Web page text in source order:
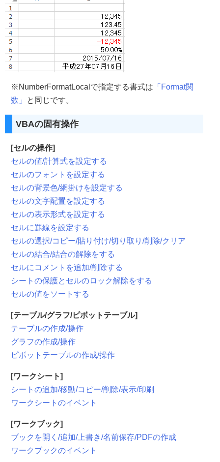
※NumberFormatLocalで指定する書式は 「Format関
数」
と同じです。
VBAの固有操作
[セルの操作]
セルの値/計算式を設定する
セルのフォントを設定する
セルの背景色/網掛けを設定する
セルの文字配置を設定する
セルの表示形式を設定する
セルに罫線を設定する
セルの選択/コピー/貼り付け/切り取り/削除/クリア
セルの結合/結合の解除をする
セルにコメントを追加/削除する
シートの保護とセルのロック解除をする
セルの値をソートする
[テーブル/グラフ/ピボットテーブル]
テーブルの作成/操作
グラフの作成/操作
ピボットテーブルの作成/操作
[ワークシート]
シートの追加/移動/コピー/削除/表示/印刷
ワークシートのイベント
[ワークブック]
ブックを開く/追加/上書き/名前保存/PDFの作成
ワークブックのイベント